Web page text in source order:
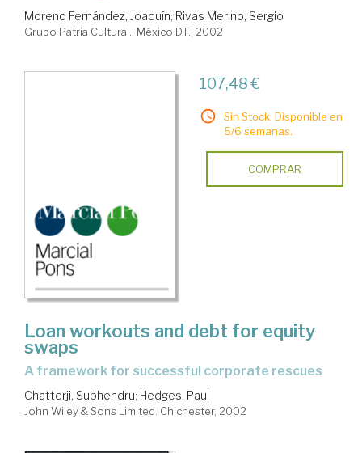
Moreno Fernández, Joaquín; Rivas Merino, Sergio
Grupo Patria Cultural.. México D.F., 2002
107,48 €
Sin Stock. Disponible en
5/6 semanas.
COMPRAR
Loan workouts and debt for equity
swaps
a framework for successful corporate rescues
Chatterji, Subhendru; Hedges, Paul
John Wiley & Sons Limited. Chichester, 2002